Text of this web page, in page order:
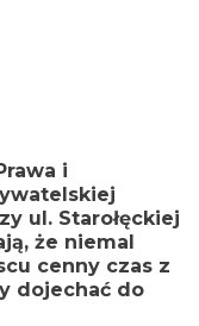
i
ul. Starołęckiej
że niemal
cenny czas z
dojechać do